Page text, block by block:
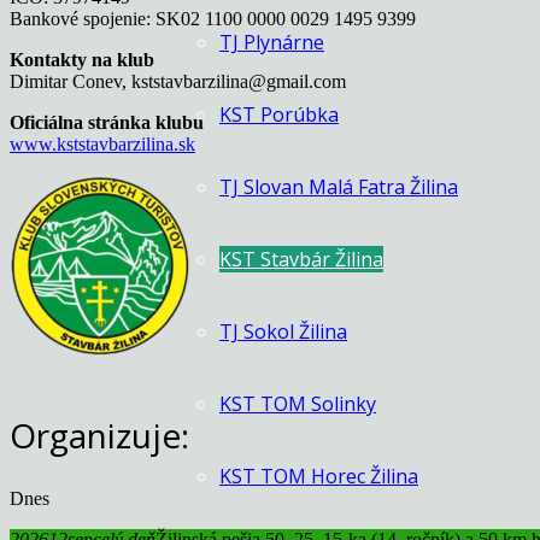
TJ Plynárne
KST Porúbka
TJ Slovan Malá Fatra Žilina
KST Stavbár Žilina
TJ Sokol Žilina
KST TOM Solinky
KST TOM Horec Žilina
Bankové spojenie: SK02 1100 0000 0029 1495 9399
Kontakty na klub
Dimitar Conev, kststavbarzilina@gmail.com
Oficiálna stránka klubu
www.kststavbarzilina.sk
Organizuje:
Dnes